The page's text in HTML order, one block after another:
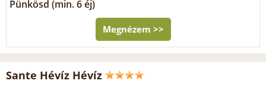
Pünkösd (min. 6 éj)
Megnézem >>
Sante Hévíz Hévíz